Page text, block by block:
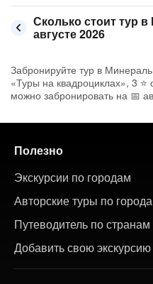
Сколько стоит тур
августе 2026
Забронируйте тур в
«Туры на квадроциклах», 3
можно забронировать на 📅
Полезно
Экскурсии по городам
Авторские туры по
Путеводитель по
Добавить свою экскурсию